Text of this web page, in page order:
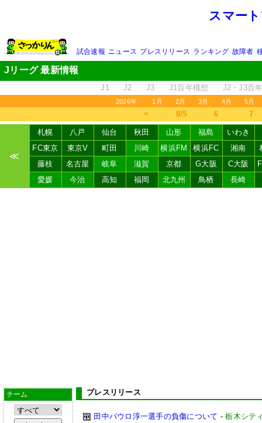
スマー
試合速報 ニュース プレスリリース ランキング 故障者
Jリーグ 最新情報
J1 J2 J3 J1百年構想 J2・J3百
2026年 1月 2月 3月 4月 5月
＜ 8/5 6 7
≪
札幌 八戸 仙台 秋田 山形 福島
いわき
FC東京
東京V 町田 川崎 横浜FM 横浜FC 湘南
藤枝
名古屋 岐阜 滋賀 京都 G大阪 C大阪
愛媛
今治 高知 福岡 北九州 鳥栖 長崎
チーム プレスリリース
田中パウロ淳一選手の負傷について -栃木シテ